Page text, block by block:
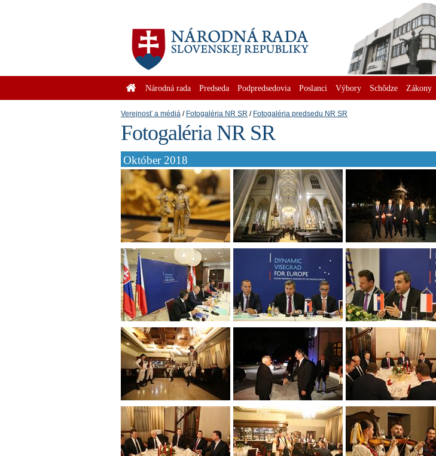
Národná rada Predseda Podpredsedovia Poslanci Výbory Schôdze Zákony
Verejnosť a médiá Fotogaléria NR SR Fotogaléria predsedu NR SR
Fotogaléria NR SR
Október 2018